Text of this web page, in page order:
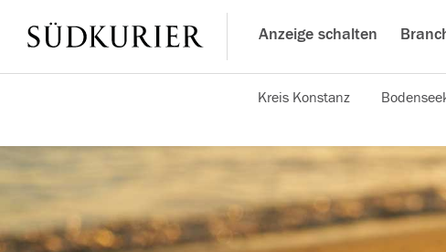
Anzeige schalten
Kreis Konstanz